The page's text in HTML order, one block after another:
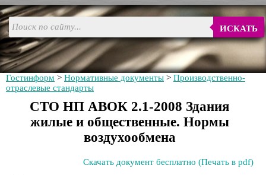
ИСКАТЬ
Гостинформ > Нормативные документы > Производственно-
отраслевые стандарты
СТО НП АВОК 2.1-2008 Здания
жилые и общественные. Нормы
воздухообмена
Скачать документ бесплатно (Печать в pdf)